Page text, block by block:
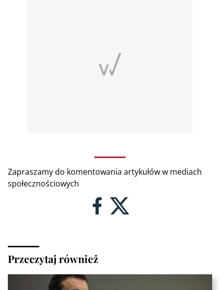
Zapraszamy do komentowania artykułów w mediach
społecznościowych
Przeczytaj również